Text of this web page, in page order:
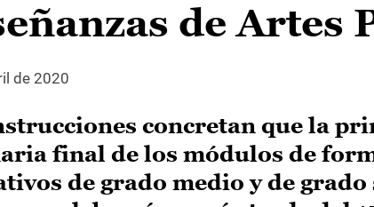
de Artes
de 2020
concretan que la
final de los módulos de
de grado medio y de